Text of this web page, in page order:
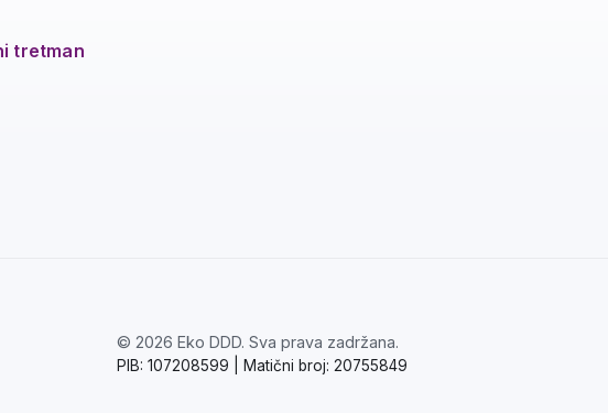
tretman
© 2026 Eko DDD. Sva prava zadržana.
PIB: 107208599 | Matični broj: 20755849